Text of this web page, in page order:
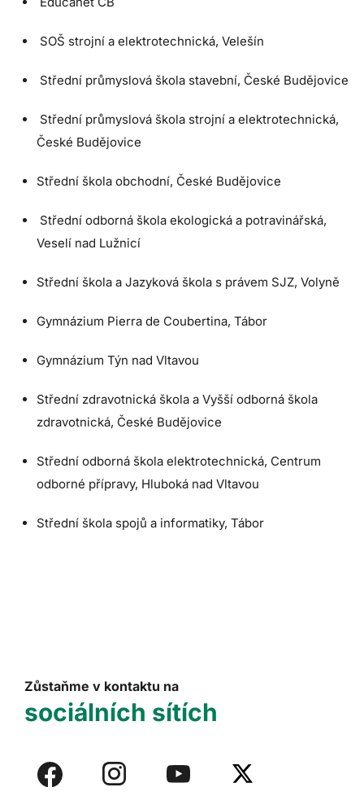
SOŠ strojní a elektrotechnická, Velešín
Střední průmyslová škola stavební, České Budějovice
Střední průmyslová škola strojní a elektrotechnická,
České Budějovice
Střední škola obchodní, České Budějovice
Střední odborná škola ekologická a potravinářská,
Veselí nad Lužnicí
Střední škola a Jazyková škola s právem SJZ, Volyně
Gymnázium Pierra de Coubertina, Tábor
Gymnázium Týn nad Vltavou
Střední zdravotnická škola a Vyšší odborná škola
zdravotnická, České Budějovice
Střední odborná škola elektrotechnická, Centrum
odborné přípravy, Hluboká nad Vltavou
Střední škola spojů a informatiky, Tábor
Zůstaňme v kontaktu na
sociálních sítích